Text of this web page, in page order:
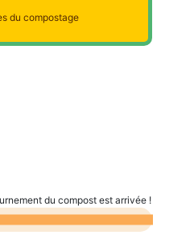
du compostage
du compost est arrivée !